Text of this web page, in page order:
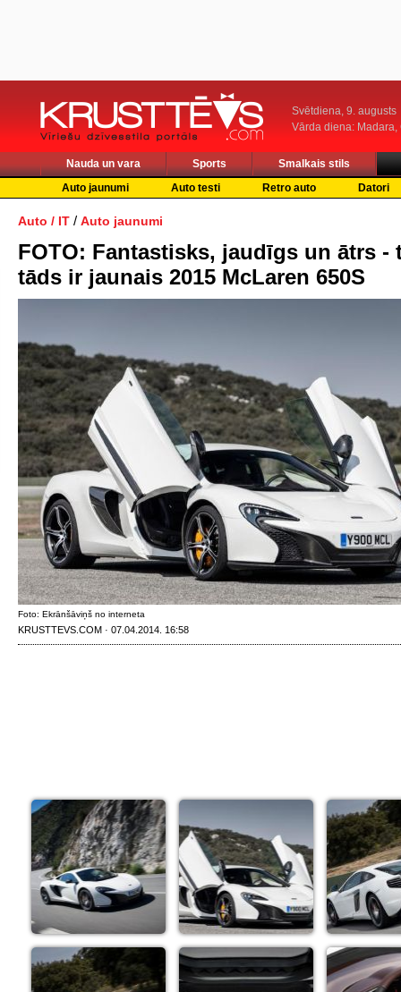
Svētdiena, 9. augusts
Vārda diena: Madara,
Nauda un vara Sports
Smalkais stils
Auto jaunumi
Auto testi Retro auto Datori
Auto / IT / Auto jaunumi
FOTO: Fantastisks, jaudīgs un ātrs -
tāds ir jaunais 2015 McLaren 650S
Foto: Ekrānšāviņš no interneta
KRUSTTEVS.COM · 07.04.2014. 16:58